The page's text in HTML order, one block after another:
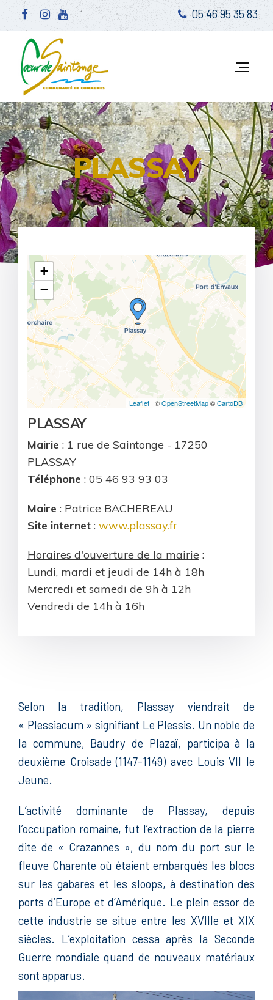
05 46 95 35 83
PLASSAY
+
−
Leaflet | ©OpenStreetMap©CartoDB
PLASSAY
Mairie : 1 rue de Saintonge - 17250
PLASSAY
Téléphone : 05 46 93 93 03
Maire : Patrice BACHEREAU
Site internet : www.plassay.fr
Horaires d'ouverture de la mairie :
Lundi, mardi et jeudi de 14h à 18h
Mercredi et samedi de 9h à 12h
Vendredi de 14h à 16h
Selon la tradition, Plassay viendrait de
« Plessiacum » signifiant Le Plessis. Un noble de
la commune, Baudry de Plazaï, participa à la
deuxième Croisade (1147-1149) avec Louis VII le
Jeune.
L’activité dominante de Plassay, depuis
l’occupation romaine, fut l’extraction de la pierre
dite de « Crazannes », du nom du port sur le
fleuve Charente où étaient embarqués les blocs
sur les gabares et les sloops, à destination des
ports d’Europe et d’Amérique. Le plein essor de
cette industrie se situe entre les XVIIIe et XIX
siècles. L’exploitation cessa après la Seconde
Guerre mondiale quand de nouveaux matériaux
sont apparus.